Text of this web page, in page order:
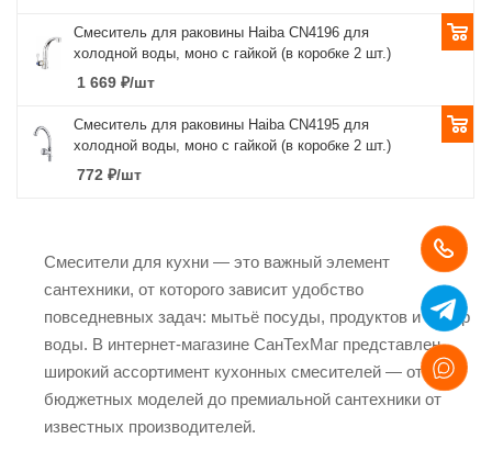
Смеситель для раковины Haiba CN4196 для
холодной воды, моно с гайкой (в коробке 2 шт.)
1 669 ₽/шт
Смеситель для раковины Haiba CN4195 для
холодной воды, моно с гайкой (в коробке 2 шт.)
772 ₽/шт
Смесители для кухни — это важный элемент
сантехники, от которого зависит удобство
повседневных задач: мытьё посуды, продуктов и набор
воды. В интернет-магазине СанТехМаг представлен
широкий ассортимент кухонных смесителей — от
бюджетных моделей до премиальной сантехники от
известных производителей.